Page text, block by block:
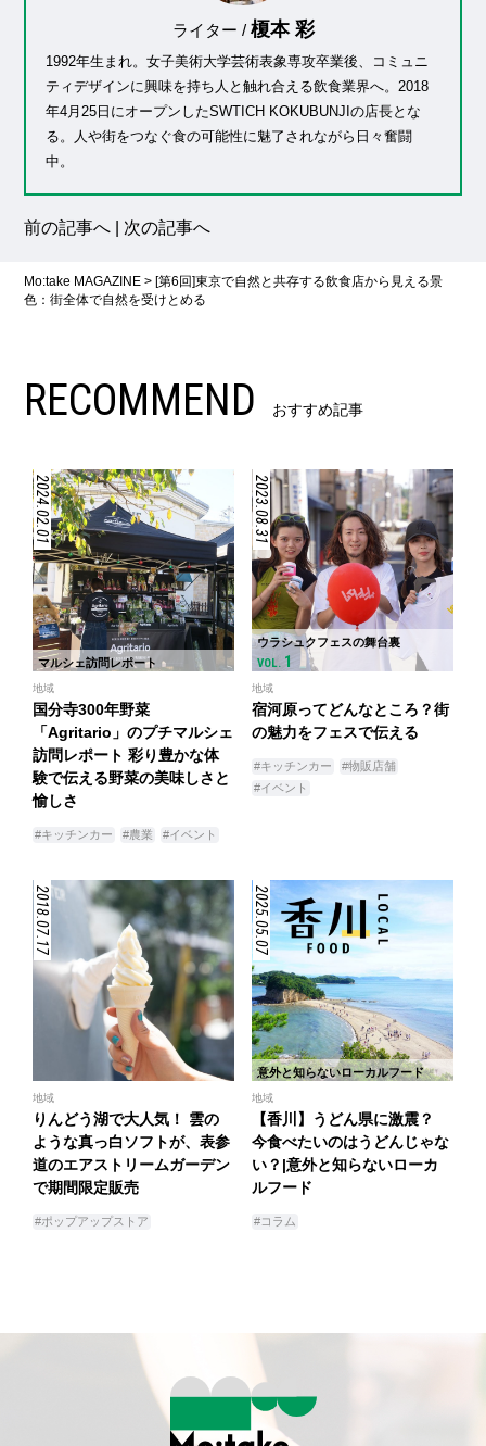
ライター / 榎本 彩
1992年生まれ。女子美術大学芸術表象専攻卒業後、コミュニ
ティデザインに興味を持ち人と触れ合える飲食業界へ。2018
年4月25日にオープンしたSWTICH KOKUBUNJIの店長とな
る。人や街をつなぐ食の可能性に魅了されながら日々奮闘
中。
前の記事へ 次の記事へ
Mo:take MAGAZINE > [第6回]東京で自然と共存する飲食店から見える景
色：街全体で自然を受けとめる
RECOMMEND おすすめ記事
2024.02.01
マルシェ訪問レポート
地域
国分寺300年野菜
「Agritario」のプチマルシェ
訪問レポート 彩り豊かな体
験で伝える野菜の美味しさと
愉しさ
#キッチンカー #農業 #イベント
2023.08.31
ウラシュクフェスの舞台裏
VOL. 1
地域
宿河原ってどんなところ？街
の魅力をフェスで伝える
#キッチンカー
#物販店舗
#イベント
2018.07.17
地域
りんどう湖で大人気！ 雲の
ような真っ白ソフトが、表参
道のエアストリームガーデン
で期間限定販売
#ポップアップストア
2025.05.07
意外と知らないローカルフード
地域
【香川】うどん県に激震？
今食べたいのはうどんじゃな
い？|意外と知らないローカ
ルフード
#コラム